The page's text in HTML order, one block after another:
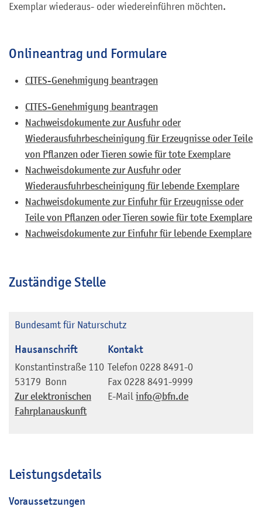
Exemplar wiederaus- oder wiedereinführen möchten.
Onlineantrag und Formulare
CITES-Genehmigung beantragen
CITES-Genehmigung beantragen
Nachweisdokumente zur Ausfuhr oder
Wiederausfuhrbescheinigung für Erzeugnisse oder Teile
von Pflanzen oder Tieren sowie für tote Exemplare
Nachweisdokumente zur Ausfuhr oder
Wiederausfuhrbescheinigung für lebende Exemplare
Nachweisdokumente zur Einfuhr für Erzeugnisse oder
Teile von Pflanzen oder Tieren sowie für tote Exemplare
Nachweisdokumente zur Einfuhr für lebende Exemplare
Zuständige Stelle
Bundesamt für Naturschutz
Hausanschrift
Konstantinstraße 110
53179 Bonn
Zur elektronischen
Fahrplanauskunft
Kontakt
Telefon 0228 8491-0
Fax 0228 8491-9999
E-Mail info@bfn.de
Leistungsdetails
Voraussetzungen